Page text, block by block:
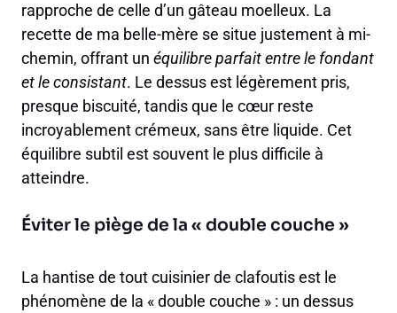
rapproche de celle d’un gâteau moelleux. La
recette de ma belle-mère se situe justement à mi-
chemin, offrant un équilibre parfait entre le fondant
et le consistant. Le dessus est légèrement pris,
presque biscuité, tandis que le cœur reste
incroyablement crémeux, sans être liquide. Cet
équilibre subtil est souvent le plus difficile à
atteindre.
Éviter le piège de la « double couche »
La hantise de tout cuisinier de clafoutis est le
phénomène de la « double couche » : un dessus